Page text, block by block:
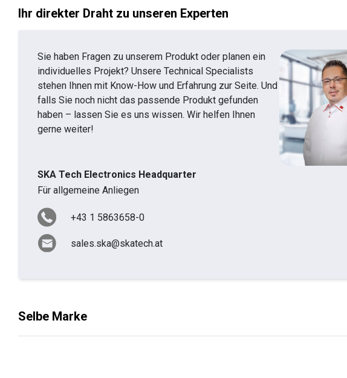
Ihr direkter Draht zu unseren Experten
Sie haben Fragen zu unserem Produkt oder planen ein
individuelles Projekt? Unsere Technical Specialists
stehen Ihnen mit Know-How und Erfahrung zur Seite. Und
falls Sie noch nicht das passende Produkt gefunden
haben – lassen Sie es uns wissen. Wir helfen Ihnen
gerne weiter!
SKA Tech Electronics Headquarter
Für allgemeine Anliegen
+43 1 5863658-0
sales.ska@skatech.at
Selbe Marke